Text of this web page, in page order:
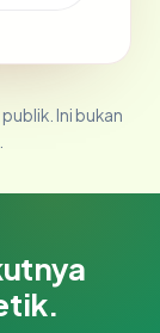
Ini bukan